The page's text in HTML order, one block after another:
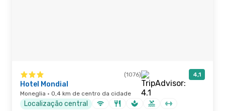
(1076) 4,1
Hotel Mondial
Moneglia · 0,4 km de centro da cidade
Localização central